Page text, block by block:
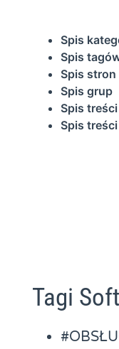
Spis
Spis
Spis stron
Spis grup
Spis treści
Spis
Tagi